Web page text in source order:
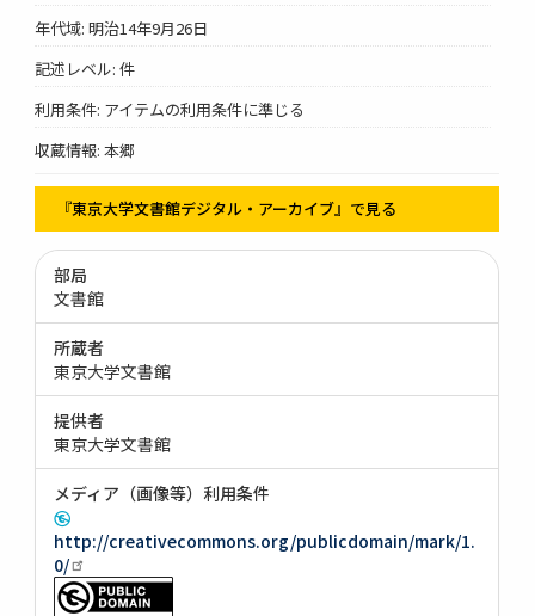
年代域: 明治14年9月26日
記述レベル: 件
利用条件: アイテムの利用条件に準じる
収蔵情報: 本郷
『東京大学文書館デジタル・アーカイブ』で見る
部局
文書館
所蔵者
東京大学文書館
提供者
東京大学文書館
メディア（画像等）利用条件
http://creativecommons.org/publicdomain/mark/1.
0/